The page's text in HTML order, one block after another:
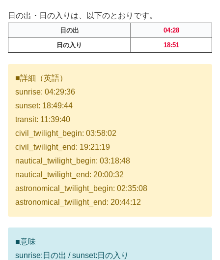
日の出・日の入りは、以下のとおりです。
日の出
04:28
日の入り
18:51
■詳細（英語）
sunrise: 04:29:36
sunset: 18:49:44
transit: 11:39:40
civil_twilight_begin: 03:58:02
civil_twilight_end: 19:21:19
nautical_twilight_begin: 03:18:48
nautical_twilight_end: 20:00:32
astronomical_twilight_begin: 02:35:08
astronomical_twilight_end: 20:44:12
■意味
sunrise:日の出 / sunset:日の入り